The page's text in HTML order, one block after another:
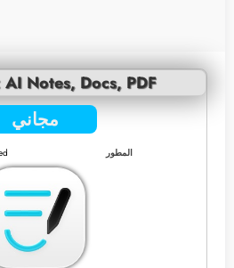
Notes, Docs, PDF
مجاني
المطور